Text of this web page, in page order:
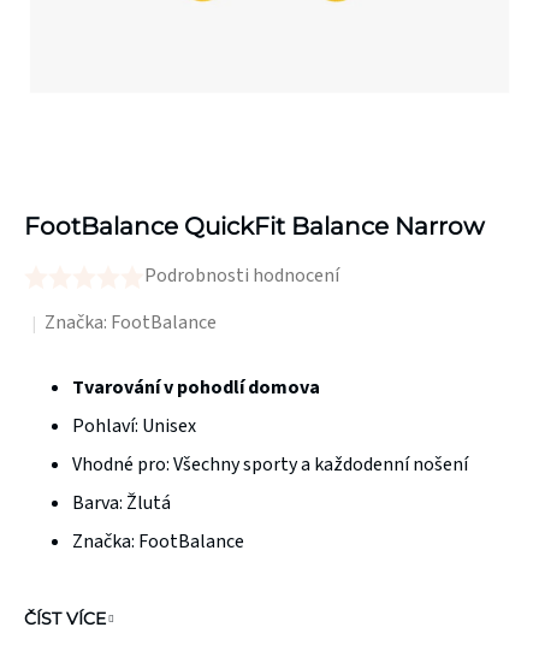
FootBalance QuickFit Balance Narrow
hodnocení
hvězdiček.
Podrobnosti hodnocení
Značka: FootBalance
Tvarování v pohodlí domova
Pohlaví: Unisex
Vhodné pro: Všechny sporty a každodenní nošení
Barva: Žlutá
Značka: FootBalance
ČÍST VÍCE